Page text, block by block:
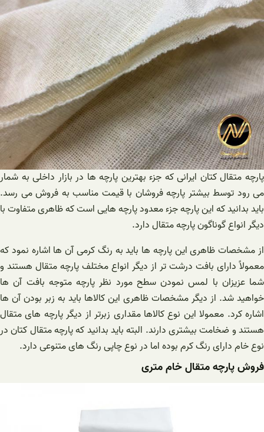
پارچه متقال کتان ایرانی که جزء بهترین پارچه ها در بازار داخلی به شمار
می ‌رود توسط بیشتر پارچه فروشان با قیمت مناسب به فروش می رسد.
باید بدانید که این پارچه جزء معدود پارچه هایی است که ظاهری متفاوت با
دیگر انواع گوناگون پارچه متقال دارد.
از مشخصات ظاهری این پارچه ها باید به رنگ کرمی آن ها اشاره نمود که
معمولاً دارای بافت درشت تر از دیگر انواع مختلف پارچه متقال هستند و
شما عزیزان با لمس نمودن سطح مورد نظر پارچه متوجه بافت آن ها
خواهید شد. از دیگر مشخصات ظاهری این کالاها باید به زبر بودن آن ها
اشاره کرد. معمولا این نوع کالاها مقداری زبرتر از دیگر پارچه های متقال
هستند و ضخامت بیشتری دارند. البته باید بدانید که پارچه متقال کتان در
نوع خام دارای رنگ ‌کرم بوده اما در نوع چاپی رنگ های متنوعی دارد.
فروش پارچه متقال خام متری